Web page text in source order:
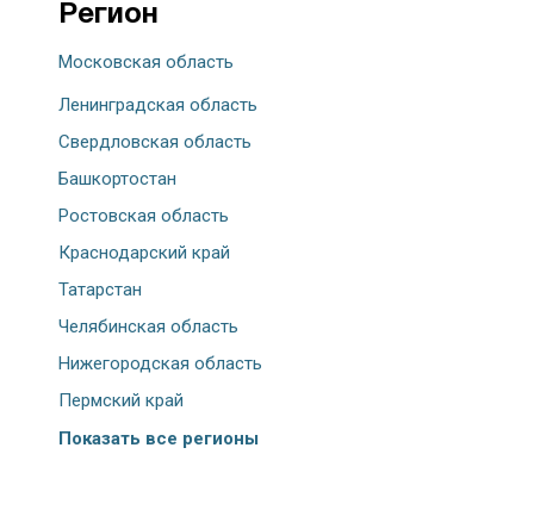
Регион
Московская область
Ленинградская область
Свердловская область
Башкортостан
Ростовская область
Краснодарский край
Татарстан
Челябинская область
Нижегородская область
Пермский край
Показать все регионы